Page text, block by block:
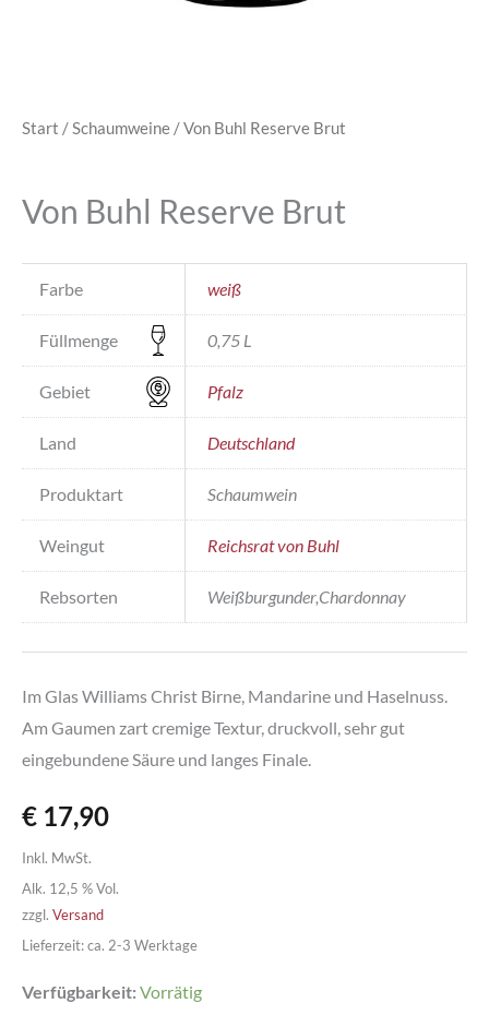
Start /Schaumweine / Von Buhl Reserve Brut
Von Buhl Reserve Brut
Farbe weiß
Füllmenge 0,75 L
Gebiet Pfalz
Land Deutschland
Produktart Schaumwein
Weingut Reichsrat von Buhl
Rebsorten Weißburgunder,Chardonnay
Im Glas Williams Christ Birne, Mandarine und Haselnuss.
Am Gaumen zart cremige Textur, druckvoll, sehr gut
eingebundene Säure und langes Finale.
€ 17,90
Inkl. MwSt.
Alk. 12,5 % Vol.
zzgl. Versand
Lieferzeit: ca. 2-3 Werktage
Verfügbarkeit: Vorrätig